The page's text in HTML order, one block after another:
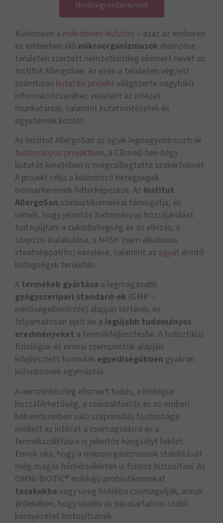
Minőségi kritériumok
Különösen a mikrobiom-kutatás – azaz az emberen
és emberben élő mikroorganizmusok elemzése –
területén szerzett nemzetközileg elismert nevet az
Institut AllergoSan. Az ezen a területen végzett
számtalan kutatási projekt világszerte nagyfokú
információcseréhez vezetett az intézet
munkatársai, valamint kutatóintézetek és
egyetemek között.
Az Institut AllergoSan az egyik legnagyobb osztrák
tudományos projektben, a CBmed-ben négy
kutatás keretében is megcsillogtatta szakértelmét.
A projekt célja a különböző betegségek
biomarkereinek feltérképezése. Az Institut
AllergoSan szinbiotikumokkal támogatja, és
reméli, hogy jelentős tudományos hozzájárulást
tud nyújtani a cukorbetegség és az elhízás, a
szepszis kialakulása, a NASH (nem alkoholos
steatohepatitis) kezelése, valamint az agyat érintő
betegségek területén.
A termékek gyártása a legmagasabb
gyógyszeripari standard-ek (GMP –
minőségellenőrzés) alapján történik, és
folyamatosan építi be a legújabb tudományos
eredményeket a termékfejlesztésbe. A holisztikus
fiziológiai és orvosi szempontok alapján
kifejlesztett formulák egyediségükben gyakran
különböznek egymástól.
A nemzetközileg elismert tudás, a biológiai
hozzáférhetőség, a csúcsaktivitás és az emberi
bélrendszerben való szaporodás fontossága
mellett az intézet a csomagolásra és a
termékszállításra is jelentős hangsúlyt fektet.
Ennek oka, hogy a mikroorganizmusok stabilitását
még magas hőmérsékleten is fontos biztosítani. Az
OMNi-BiOTiC® márkájú probiotikumokat
tasakokba vagy üveg fiolákba csomagolják, annak
érdekében, hogy ideális és páratartalom-stabil
környezetet biztosítsanak.